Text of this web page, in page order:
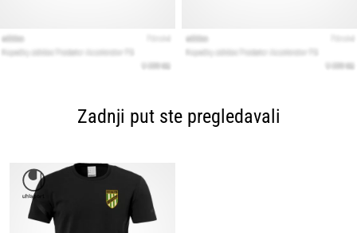
Zadnji put ste pregledavali